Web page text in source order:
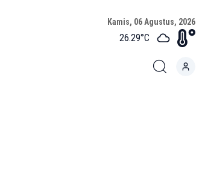
Kamis, 06 Agustus, 2026
26.29°C